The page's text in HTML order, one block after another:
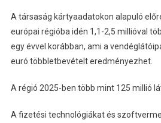
A társaság kártyaadatokon alapuló
európai régióba idén 1,1-2,5 millióval
egy évvel korábban, ami a
euró többletbevételt eredményezhet.
A régió 2025-ben több mint 125 millió
A fizetési technológiákat és